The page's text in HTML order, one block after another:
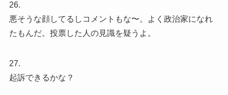
26.
悪そうな顔してるしコメントもな〜。よく政治家になれ
たもんだ。投票した人の見識を疑うよ。
27.
起訴できるかな？